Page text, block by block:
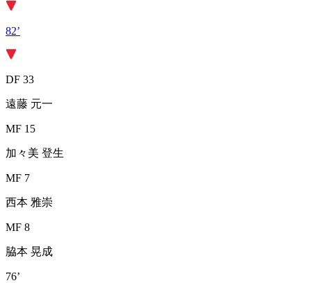
82’
DF 33
遠藤 元一
MF 15
加々美 登生
MF 7
西本 雅崇
MF 8
脇本 晃成
76’